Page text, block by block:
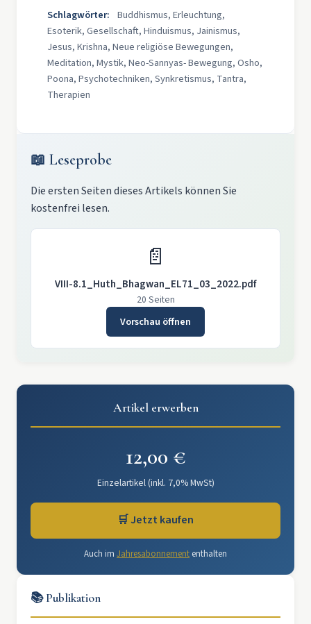
Schlagwörter: Buddhismus, Erleuchtung,
Esoterik, Gesellschaft, Hinduismus, Jainismus,
Jesus, Krishna, Neue religiöse Bewegungen,
Meditation, Mystik, Neo-Sannyas- Bewegung, Osho,
Poona, Psychotechniken, Synkretismus, Tantra,
Therapien
📖 Leseprobe
Die ersten Seiten dieses Artikels können Sie
kostenfrei lesen.
📄
VIII-8.1_Huth_Bhagwan_EL71_03_2022.pdf
20 Seiten
Vorschau öffnen
Artikel erwerben
12,00 €
Einzelartikel (inkl. 7,0% MwSt)
🛒 Jetzt kaufen
Auch im Jahresabonnement enthalten
📚 Publikation